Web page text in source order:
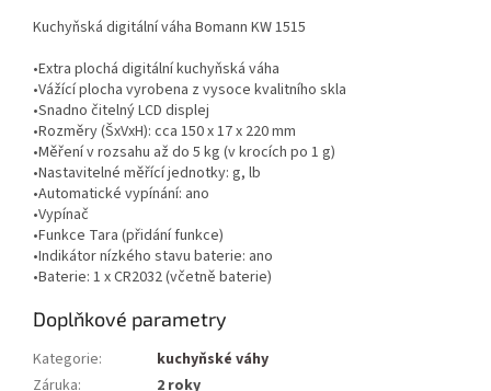
Kuchyňská digitální váha Bomann KW 1515
•Extra plochá digitální kuchyňská váha
•Vážící plocha vyrobena z vysoce kvalitního skla
•Snadno čitelný LCD displej
•Rozměry (ŠxVxH): cca 150 x 17 x 220 mm
•Měření v rozsahu až do 5 kg (v krocích po 1 g)
•Nastavitelné měřící jednotky: g, lb
•Automatické vypínání: ano
•Vypínač
•Funkce Tara (přidání funkce)
•Indikátor nízkého stavu baterie: ano
•Baterie: 1 x CR2032 (včetně baterie)
Doplňkové parametry
Kategorie:
kuchyňské váhy
Záruka:
2 roky